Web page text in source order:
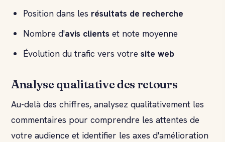
Position dans les résultats de recherche
Nombre d'avis clients et note moyenne
Évolution du trafic vers votre site web
Analyse qualitative des retours
Au-delà des chiffres, analysez qualitativement les
commentaires pour comprendre les attentes de
votre audience et identifier les axes d'amélioration